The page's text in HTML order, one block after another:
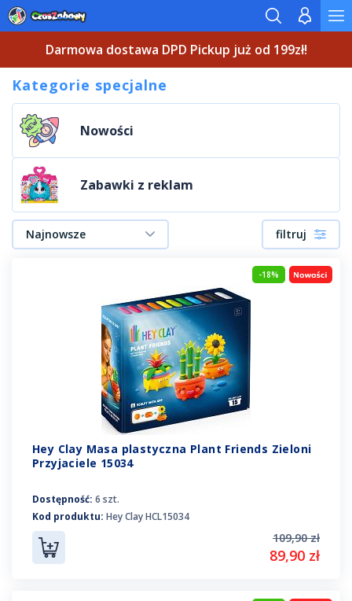
Darmowa dostawa DPD Pickup już od 199zł!
Kategorie specjalne
Nowości
Zabawki z reklam
Najnowsze filtruj
-18%
Hey Clay Masa plastyczna Plant Friends Zieloni
Przyjaciele 15034
Dostępność: 6 szt.
Kod produktu: Hey Clay HCL15034
109,90 zł
89,90 zł